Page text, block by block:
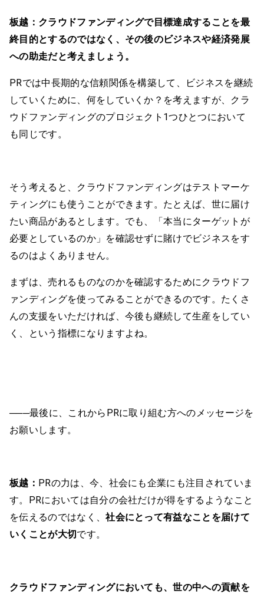
板越： クラウドファンディングで目標達成することを最
終目的とするのではなく、その後のビジネスや経済発展
への助走だと考えましょう。
PRでは中長期的な信頼関係を構築して、ビジネスを継続
していくために、何をしていくか？を考えますが、クラ
ウドファンディングのプロジェクト1つひとつにおいて
も同じです。
そう考えると、クラウドファンディングはテストマーケ
ティングにも使うことができます。たとえば、世に届け
たい商品があるとします。でも、「本当にターゲットが
必要としているのか」を確認せずに賭けでビジネスをす
るのはよくありません。
まずは、売れるものなのかを確認するためにクラウドフ
ァンディングを使ってみることができるのです。たくさ
んの支援をいただければ、今後も継続して生産をしてい
く、という指標になりますよね。
───最後に、これからPRに取り組む方へのメッセージを
お願いします。
板越： PRの力は、今、社会にも企業にも注目されていま
す。PRにおいては自分の会社だけが得をするようなこと
を伝えるのではなく、社会にとって有益なことを届けて
いくことが大切です。
クラウドファンディングにおいても、世の中への貢献を